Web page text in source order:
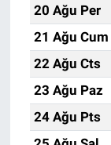
20 Ağu Per
21 Ağu Cum
22 Ağu Cts
23 Ağu Paz
24 Ağu Pts